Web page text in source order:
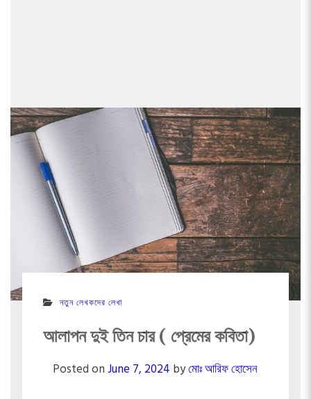
নতুন লেখকদের লেখা
আলাপন দুই তিন চার ( প্রেমের কবিতা)
Posted onJune 7, 2024 byমোঃ আরিফ হোসেন